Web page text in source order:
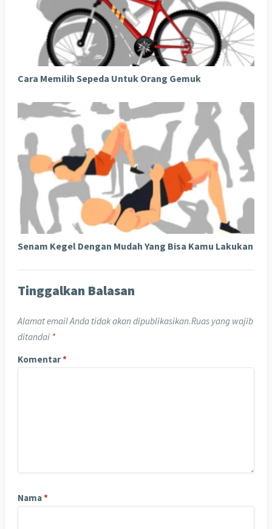
Cara Memilih Sepeda Untuk Orang Gemuk
Senam Kegel Dengan Mudah Yang Bisa Kamu Lakukan
Tinggalkan Balasan
Alamat email Anda tidak akan dipublikasikan.Ruas yang wajib
ditandai *
Komentar*
Nama*